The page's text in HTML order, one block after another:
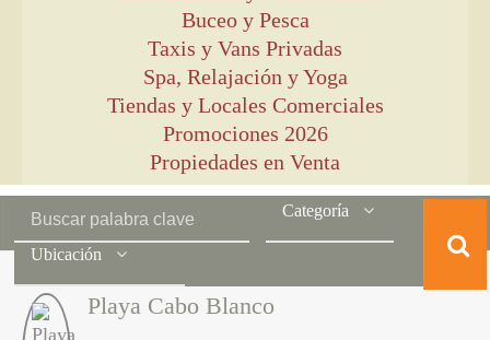
Buceo y Pesca
Taxis y Vans Privadas
Spa, Relajación y Yoga
Tiendas y Locales Comerciales
Promociones 2026
Propiedades en Venta
Categoría
Ubicación
Playa Cabo Blanco